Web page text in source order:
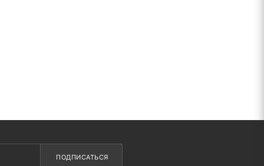
ПОДПИСАТЬСЯ